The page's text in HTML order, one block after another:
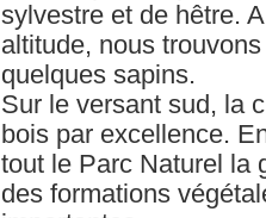
sylvestre et de hêtre.
altitude, nous
quelques sapins.
Sur le versant sud, la
bois par excellence.
tout le Parc Naturel la
des formations